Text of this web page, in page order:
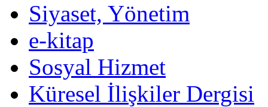
Siyaset, Yönetim
e-kitap
Sosyal Hizmet
Küresel İlişkiler Dergisi